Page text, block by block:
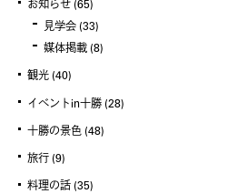
お知らせ (65)
見学会 (33)
媒体掲載 (8)
観光 (40)
イベントin十勝 (28)
十勝の景色 (48)
旅行 (9)
料理の話 (35)